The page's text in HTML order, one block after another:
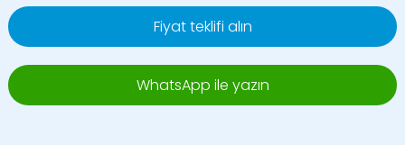
Fiyat teklifi alın
WhatsApp ile yazın